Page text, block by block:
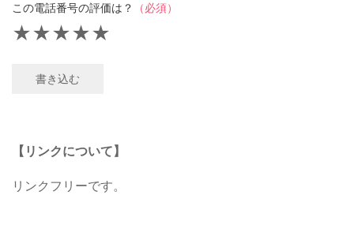
この電話番号の評価は？ （必須）
★
★
★
★
★
書き込む
【リンクについて】
リンクフリーです。